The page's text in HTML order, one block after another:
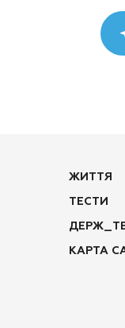
ЖИТТЯ
ТЕСТИ
КАРТА